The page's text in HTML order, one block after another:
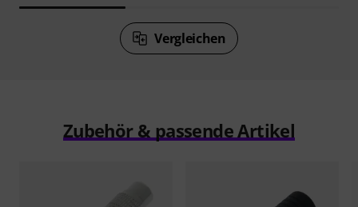
Vergleichen
Zubehör & passende Artikel